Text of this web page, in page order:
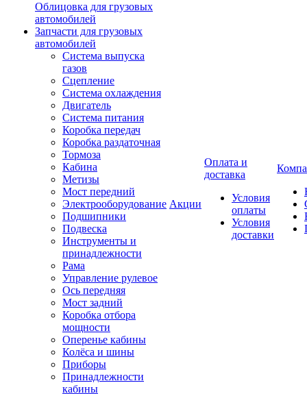
Облицовка для грузовых
автомобилей
Запчасти для грузовых
автомобилей
Система выпуска
газов
Сцепление
Система охлаждения
Двигатель
Система питания
Коробка передач
Коробка раздаточная
Тормоза
Кабина
Метизы
Мост передний
Электрооборудование
Подшипники
Подвеска
Инструменты и
принадлежности
Рама
Управление рулевое
Ось передняя
Мост задний
Коробка отбора
мощности
Оперенье кабины
Колёса и шины
Приборы
Принадлежности
кабины
Акции
Оплата и
доставка
Условия
оплаты
Условия
доставки